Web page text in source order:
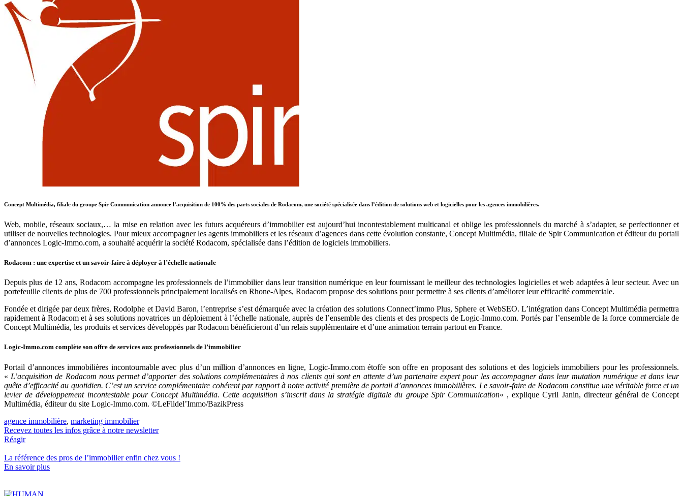
Concept Multimédia, filiale du groupe Spir Communication annonce l’acquisition de 100% des parts sociales de Rodacom, une société spécialisée dans l’édition de solutions web et logicielles pour les agences immobilières.
Web, mobile, réseaux sociaux,… la mise en relation avec les futurs acquéreurs d’immobilier est aujourd’hui incontestablement multicanal et oblige les professionnels du marché à s’adapter, se perfectionner et
utiliser de nouvelles technologies. Pour mieux accompagner les agents immobiliers et les réseaux d’agences dans cette évolution constante, Concept Multimédia, filiale de Spir Communication et éditeur du portail
d’annonces Logic‐Immo.com, a souhaité acquérir la société Rodacom, spécialisée dans l’édition de logiciels immobiliers.
Rodacom : une expertise et un savoir-faire à déployer à l’échelle nationale
Depuis plus de 12 ans, Rodacom accompagne les professionnels de l’immobilier dans leur transition numérique en leur fournissant le meilleur des technologies logicielles et web adaptées à leur secteur. Avec un
portefeuille clients de plus de 700 professionnels principalement localisés en Rhone-Alpes, Rodacom propose des solutions pour permettre à ses clients d’améliorer leur efficacité commerciale.
Fondée et dirigée par deux frères, Rodolphe et David Baron, l’entreprise s’est démarquée avec la création des solutions Connect’immo Plus, Sphere et WebSEO. L’intégration dans Concept Multimédia permettra
rapidement à Rodacom et à ses solutions novatrices un déploiement à l’échelle nationale, auprès de l’ensemble des clients et des prospects de Logic-Immo.com. Portés par l’ensemble de la force commerciale de
Concept Multimédia, les produits et services développés par Rodacom bénéficieront d’un relais supplémentaire et d’une animation terrain partout en France.
Logic-Immo.com complète son offre de services aux professionnels de l’immobilier
Portail d’annonces immobilières incontournable avec plus d’un million d’annonces en ligne, Logic-Immo.com étoffe son offre en proposant des solutions et des logiciels immobiliers pour les professionnels.
« L’acquisition de Rodacom nous permet d’apporter des solutions complémentaires à nos clients qui sont en attente d’un partenaire expert pour les accompagner dans leur mutation numérique et dans leur
quête d’efficacité au quotidien. C’est un service complémentaire cohérent par rapport à notre activité première de portail d’annonces immobilières. Le savoir-faire de Rodacom constitue une véritable force et un
levier de développement incontestable pour Concept Multimédia. Cette acquisition s’inscrit dans la stratégie digitale du groupe Spir Communication« , explique Cyril Janin, directeur général de Concept
Multimédia, éditeur du site Logic-Immo.com. ©LeFildel’Immo/BazikPress
agence immobilière, marketing immobilier
Recevez toutes les infos grâce à notre newsletter
Réagir
La référence des pros de l’immobilierenfin chez vous !
En savoir plus